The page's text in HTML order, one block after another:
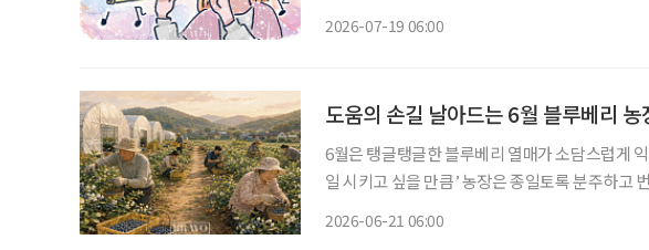
2026-07-19 06:00
도움의 손길 날아드는 6월 블루베리 농
6월은 탱글탱글한 블루베리 열매가 소담스럽게
일 시키고 싶을 만큼’ 농장은 종일토록 분주하고 번잡하게 돌아간
2026-06-21 06:00